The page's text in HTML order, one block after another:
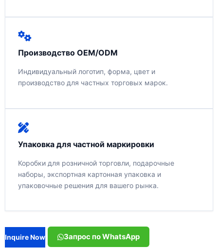
Производство OEM/ODM
Индивидуальный логотип, форма, цвет и
производство для частных торговых марок.
Упаковка для частной маркировки
Коробки для розничной торговли, подарочные
наборы, экспортная картонная упаковка и
упаковочные решения для вашего рынка.
Inquire Now Запрос по WhatsApp